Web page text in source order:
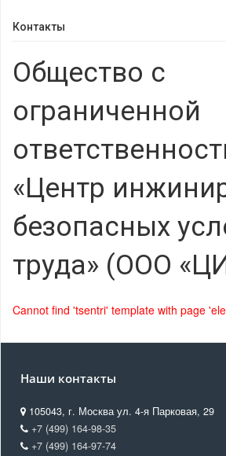
Контакты
Общество с
ограниченной
«Центр
безопасных
труда» (ООО
Cannot find 'tsentri' template with page
Наши контакты
105043, г. Москва ул. 4-я Парковая, 29
+7 (499) 164-98-35
+7 (499) 164-97-74